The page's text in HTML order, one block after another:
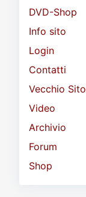
DVD-Shop
Info sito
Login
Contatti
Vecchio Sito
Video
Archivio
Forum
Shop